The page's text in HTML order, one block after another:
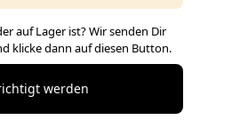
auf Lager ist? Wir senden Dir
klicke dann auf diesen Button.
werden